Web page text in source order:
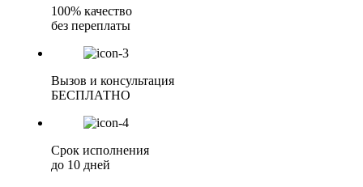
100% качество
без переплаты
Вызов и консультация
БЕСПЛАТНО
Срок исполнения
до 10 дней